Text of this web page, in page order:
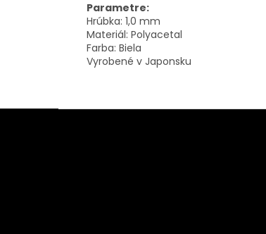
Parametre:
Hrúbka: 1,0 mm
Materiál: Polyacetal
Farba: Biela
Vyrobené v Japonsku